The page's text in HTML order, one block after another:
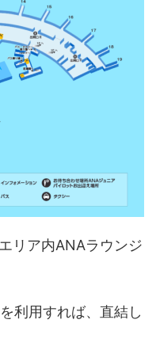
リア内ANAラウンジ
利用すれば、直結し